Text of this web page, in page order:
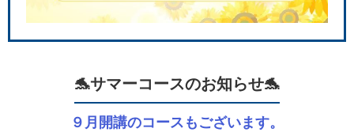
🐬サマーコースのお知らせ🐬
９月開講のコースもございます。